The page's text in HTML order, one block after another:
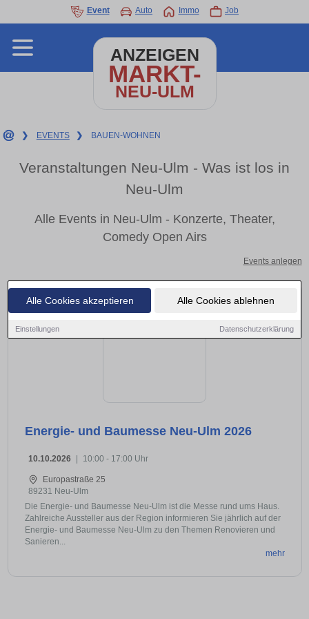
Alle Cookies akzeptieren Alle Cookies ablehnen
Einstellungen Datenschutzerklärung
Event Auto Immo Job
ANZEIGEN
MARKT-
NEU-ULM
❯ EVENTS ❯ BAUEN-WOHNEN
Veranstaltungen Neu-Ulm - Was ist los in
Neu-Ulm
Alle Events in Neu-Ulm - Konzerte, Theater,
Comedy Open Airs
Events anlegen
Energie- und Baumesse Neu-Ulm 2026
10.10.2026 10:00 - 17:00 Uhr
Europastraße 25
89231 Neu-Ulm
Die Energie- und Baumesse Neu-Ulm ist die Messe rund ums Haus.
Zahlreiche Aussteller aus der Region informieren Sie jährlich auf der
Energie- und Baumesse Neu-Ulm zu den Themen Renovieren und
Sanieren...
mehr